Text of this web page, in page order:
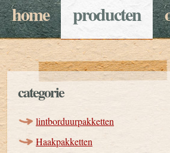
home producten
categorie
lintborduurpakketten
Haakpakketten